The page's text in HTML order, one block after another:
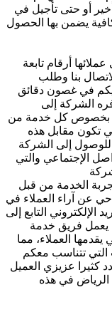
أو حتى تأجيل في
يضمن بها الحصول
أرقام تابعة
بنا وطلب
في غصون دقائق
الشركة إلى
بخصوص كل خدمة من
تكون مقابل هذه
للوصول إلى الشركة
الإجتماعي والتي
الخدمة من قبل
عن آراء العملاء في
الإلكتروني التابع إلى
يعمل فريق خدمة
العملاء، مما
التي تتناسب معكم
كثيرا عزيزي العميل
الرياض في هذه